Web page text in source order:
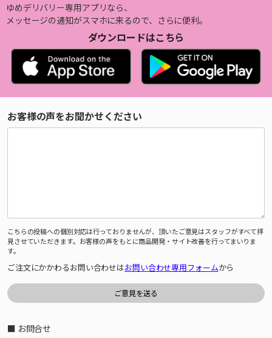
ゆめデリバリー専用アプリなら、
メッセージの通知がスマホに来るので、さらに便利。
ダウンロードはこちら
お客様の声をお聞かせください
こちらの投稿への個別対応は行っておりませんが、頂いたご意見はスタッフがすべて拝
見させていただきます。お客様の声をもとに商品開発・サイト改善を行ってまいりま
す。
ご注文にかかわるお問い合わせはお問い合わせ専用フォームから
■ お問合せ